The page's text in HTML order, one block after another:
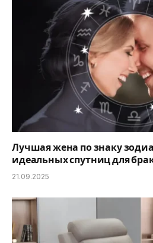
Лучшая жена по знаку
идеальных спутниц для
21.09.2025